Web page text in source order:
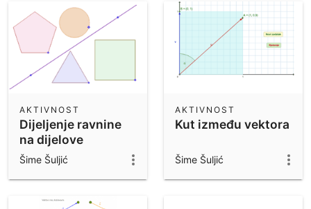
Dijeljenje ravnine
na dijelove
AKTIVNOST
Šime Šuljić
Kut između vektora
AKTIVNOST
Šime Šuljić